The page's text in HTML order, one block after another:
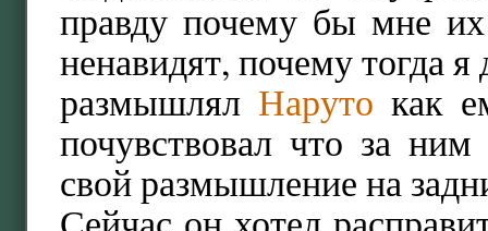
правду почему бы мне
ненавидят, почему тогда
размышлял Наруто как
почувствовал что за
свой размышление на